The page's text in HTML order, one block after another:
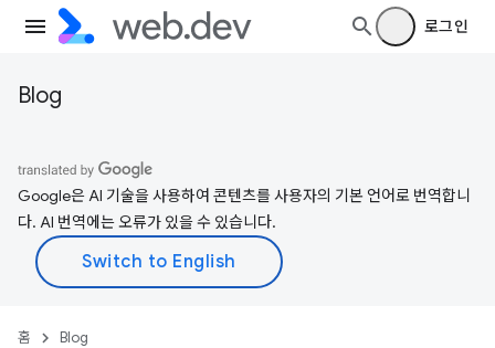
로그인
Blog
Google은 AI 기술을 사용하여 콘텐츠를 사용자의 기본 언어로 번역합니
다. AI 번역에는 오류가 있을 수 있습니다.
홈 Blog